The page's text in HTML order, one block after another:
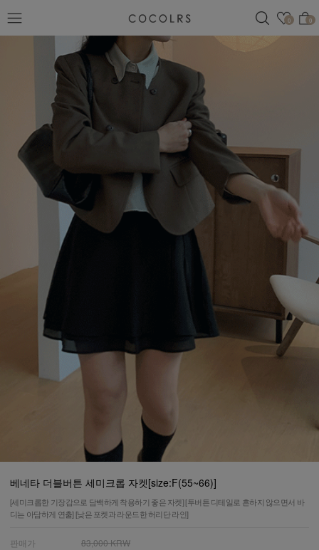
관심
0 0
검색
베네타 더블버튼 세미크롭 자켓[size:F(55~66)]
[세미크롭한 기장감으로 담백하게 착용하기 좋은 자켓] [투버튼 디테일로 흔하지 않으면서 바
디는 아담하게 연출] [낮은 포켓과 라운드한 허리단 라인]
판매가
83,000 KRW